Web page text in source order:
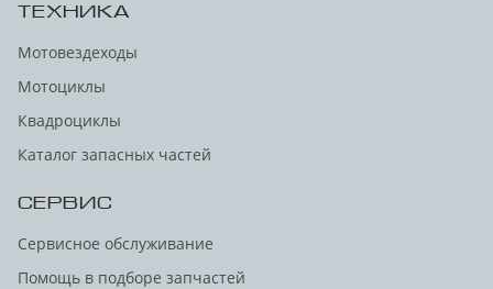
ТЕХНИКА
Мотовездеходы
Мотоциклы
Квадроциклы
Каталог запасных частей
СЕРВИС
Сервисное обслуживание
Помощь в подборе запчастей